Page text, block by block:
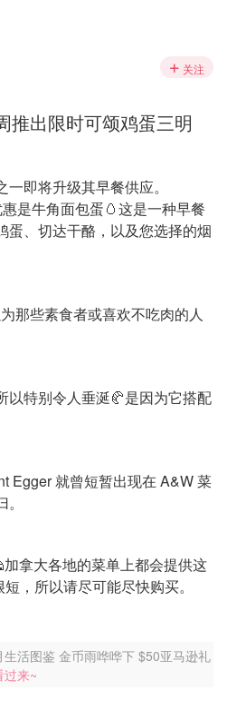
关注
推出限时可颂鸡蛋三明
即将升级其早餐供应。
是牛角面包蛋🥚这是一种早餐
蛋、切达干酪，以及您选择的烟
那些素食者或喜欢不吃肉的人
以特别令人垂涎🥐是因为它搭配
Egger 就曾短暂出现在 A&W 菜
拿大各地的菜单上都会提供这
，所以请尽可能尽快购买。
生活图鉴 金币雨哗哗下 $50亚马逊礼
过来~